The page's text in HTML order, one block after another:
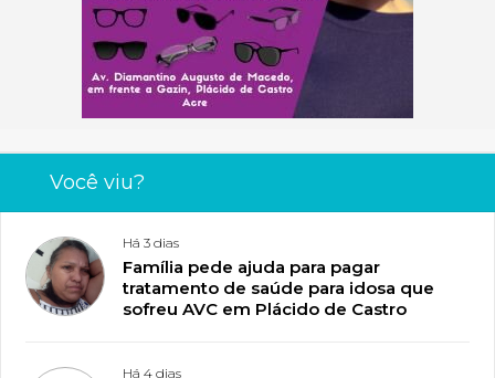
Você viu?
Há 3 dias
Família pede ajuda para pagar
tratamento de saúde para idosa que
sofreu AVC em Plácido de Castro
Há 4 dias